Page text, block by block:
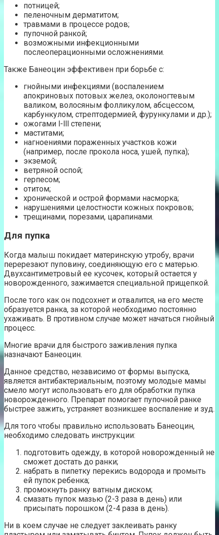
потницей;
пеленочным дерматитом;
травмами в процессе родов;
пупочной ранкой;
возможными инфекционными
послеоперационными осложнениями.
Также Банеоцин эффективен при борьбе с:
гнойными инфекциями (воспалением
апокриновых потовых желез, околоногтевым
валиком, волосяным фолликулом, абсцессом,
карбункулом, стрептодермией, фурункулами и др.);
ожогами l-lll степени;
маститами;
нагноениями пораженных участков кожи
(например, после прокола носа, ушей, пупка);
экземой;
ветряной оспой;
герпесом;
отитом;
хронической и острой формами насморка;
нарушениями целостности кожных покровов;
трещинами, порезами, царапинами.
Для пупка
Когда малыш покидает материнскую утробу, врачи
перерезают пуповину, соединяющую его с матерью.
Двухсантиметровый ее кусочек, который остается у
новорожденного, зажимается специальной прищепкой.
После того как он подсохнет и отвалится, на его месте
образуется ранка, за которой необходимо постоянно
ухаживать. В противном случае может начаться гнойный
процесс.
Многие врачи для быстрого заживления пупка
назначают Банеоцин.
Данное средство, независимо от формы выпуска,
является антибактериальным, поэтому молодые мамы
смело могут использовать его для обработки пупка
новорожденного. Препарат помогает пупочной ранке
быстрее зажить, устраняет возникшее воспаление и зуд.
Для того чтобы правильно использовать Банеоцин,
необходимо следовать инструкции:
подготовить одежду, в которой новорожденный не
сможет достать до ранки;
набрать в пипетку перекись водорода и промыть
ей пупок ребенка;
промокнуть ранку ватным диском;
смазать пупок мазью (2-3 раза в день) или
присыпать порошком (2-4 раза в день).
Ни в коем случае не следует заклеивать ранку